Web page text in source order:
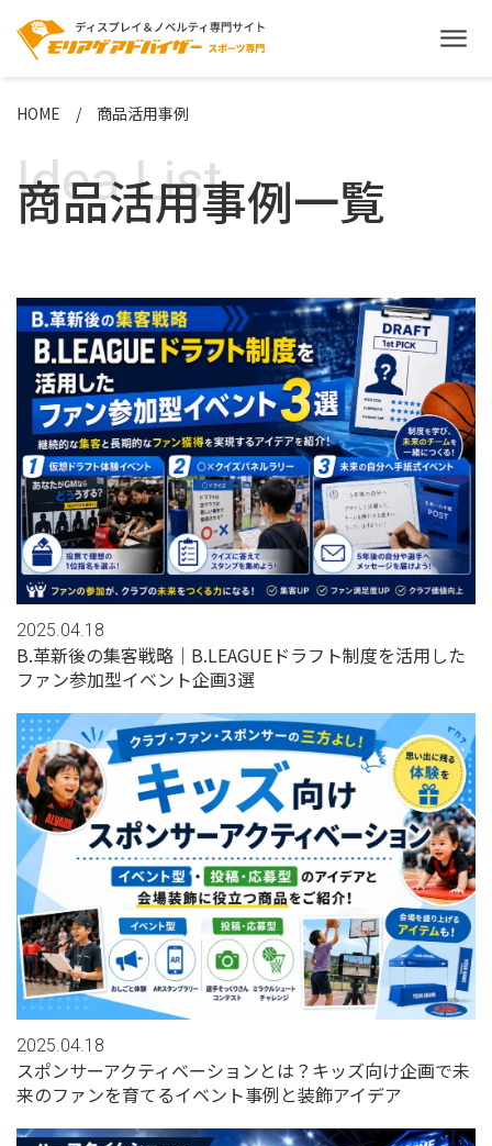
HOME 商品活用事例
商品活用事例一覧
Idea List
2025.04.18
B.革新後の集客戦略｜B.LEAGUEドラフト制度を活用した
ファン参加型イベント企画3選
2025.04.18
スポンサーアクティベーションとは？キッズ向け企画で未
来のファンを育てるイベント事例と装飾アイデア